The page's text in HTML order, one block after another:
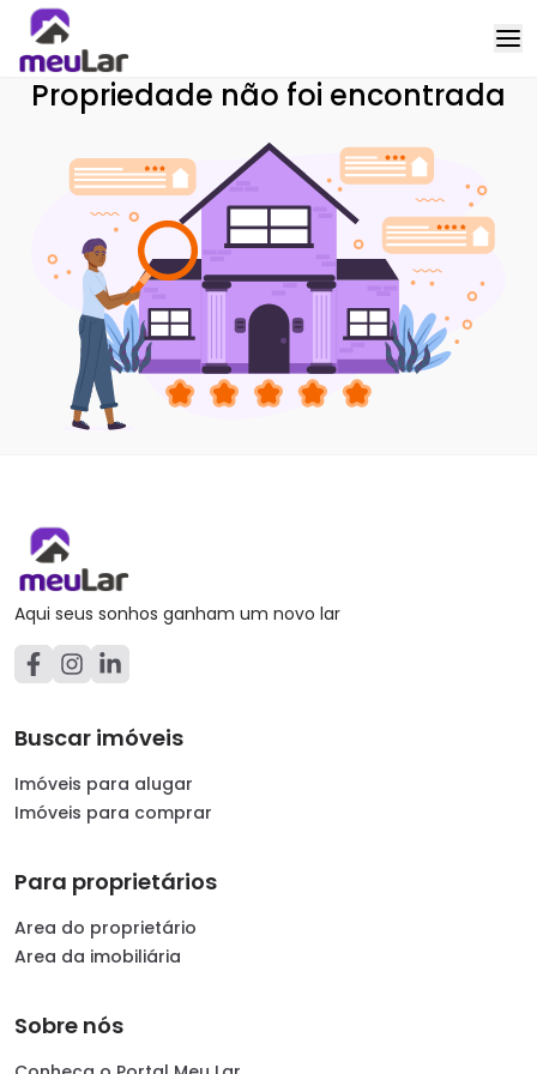
Propriedade não foi encontrada
Aqui seus sonhos ganham um novo lar
Buscar imóveis
Imóveis para alugar
Imóveis para comprar
Para proprietários
Area do proprietário
Area da imobiliária
Sobre nós